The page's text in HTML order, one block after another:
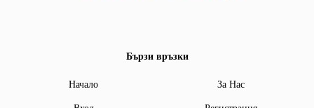
Бързи връзки
Начало За Нас